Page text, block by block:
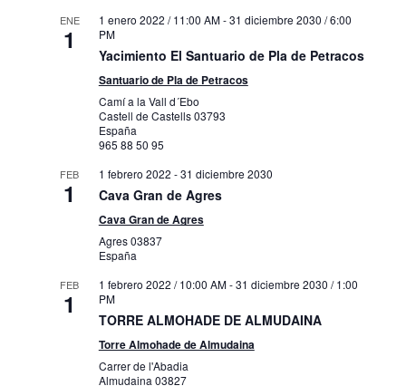
ENE
1
1 enero 2022 / 11:00 AM-31 diciembre 2030 / 6:00
PM
Yacimiento El Santuario de Pla de Petracos
Santuario de Pla de Petracos
Camí a la Vall d´Ebo
Castell de Castells03793
España
965 88 50 95
FEB
1
1 febrero 2022 -31 diciembre 2030
Cava Gran de Agres
Cava Gran de Agres
Agres03837
España
FEB
1
1 febrero 2022 / 10:00 AM-31 diciembre 2030 / 1:00
PM
TORRE ALMOHADE DE ALMUDAINA
Torre Almohade de Almudaina
Carrer de l'Abadia
Almudaina 03827